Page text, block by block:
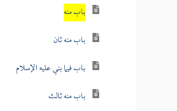
باب منه
باب منه ثان
باب فيما بني عليه الإسلام
باب منه ثالث